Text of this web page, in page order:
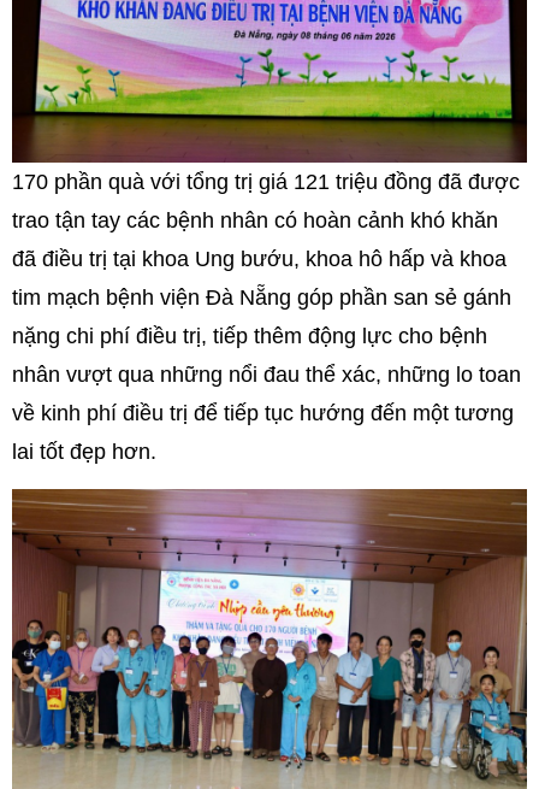
170 phần quà với tổng trị giá 121 triệu đồng đã được
trao tận tay các bệnh nhân có hoàn cảnh khó khăn
đã điều trị tại khoa Ung bướu, khoa hô hấp và khoa
tim mạch bệnh viện Đà Nẵng góp phần san sẻ gánh
nặng chi phí điều trị, tiếp thêm động lực cho bệnh
nhân vượt qua những nổi đau thể xác, những lo toan
về kinh phí điều trị để tiếp tục hướng đến một tương
lai tốt đẹp hơn.